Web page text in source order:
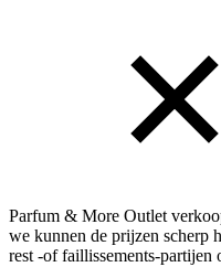
Parfum & More Outlet
we kunnen de prijzen scherp
rest -of faillissements-partijen